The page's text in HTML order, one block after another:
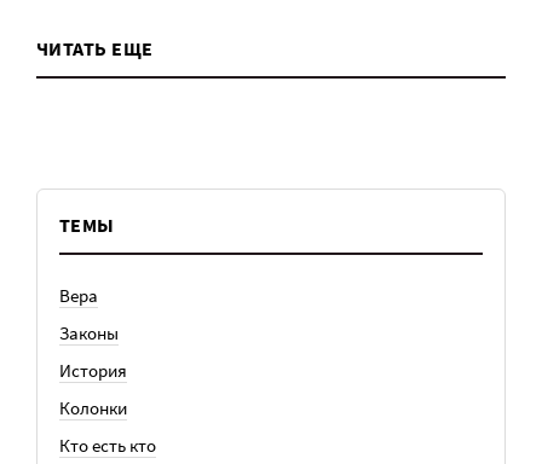
ЧИТАТЬ ЕЩЕ
ТЕМЫ
Вера
Законы
История
Колонки
Кто есть кто